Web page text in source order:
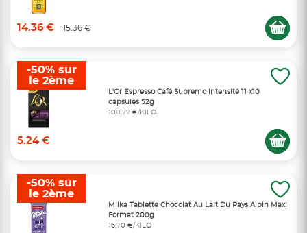
14.36 € 15.36 €
L'Or Espresso Café Supremo intensité 11 x10
capsules 52g
100,77 €/KILO
5.24 €
-50% sur
le 2ème
Milka Tablette Chocolat Au Lait Du Pays Alpin Maxi
Format 200g
16,70 €/KILO
-50% sur
le 2ème